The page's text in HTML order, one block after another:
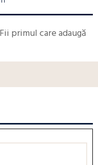
primul care adaugă